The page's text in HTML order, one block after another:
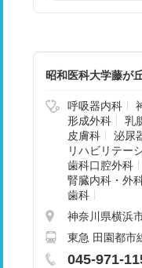
昭和医科大学藤が
呼吸器内科
形成外科
乳
皮膚科
泌尿
リハビリテー
歯科口腔外科
腎臓内科・外
歯科
神奈川県横浜
東急 田園都市
045-971-